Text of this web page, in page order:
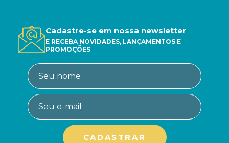
Cadastre-se em nossa newsletter
E RECEBA NOVIDADES, LANÇAMENTOS E
PROMOÇÕES